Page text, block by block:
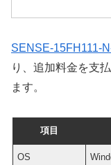
SENSE-15FH111-
り、追加料金を支
ます。
項目
OS